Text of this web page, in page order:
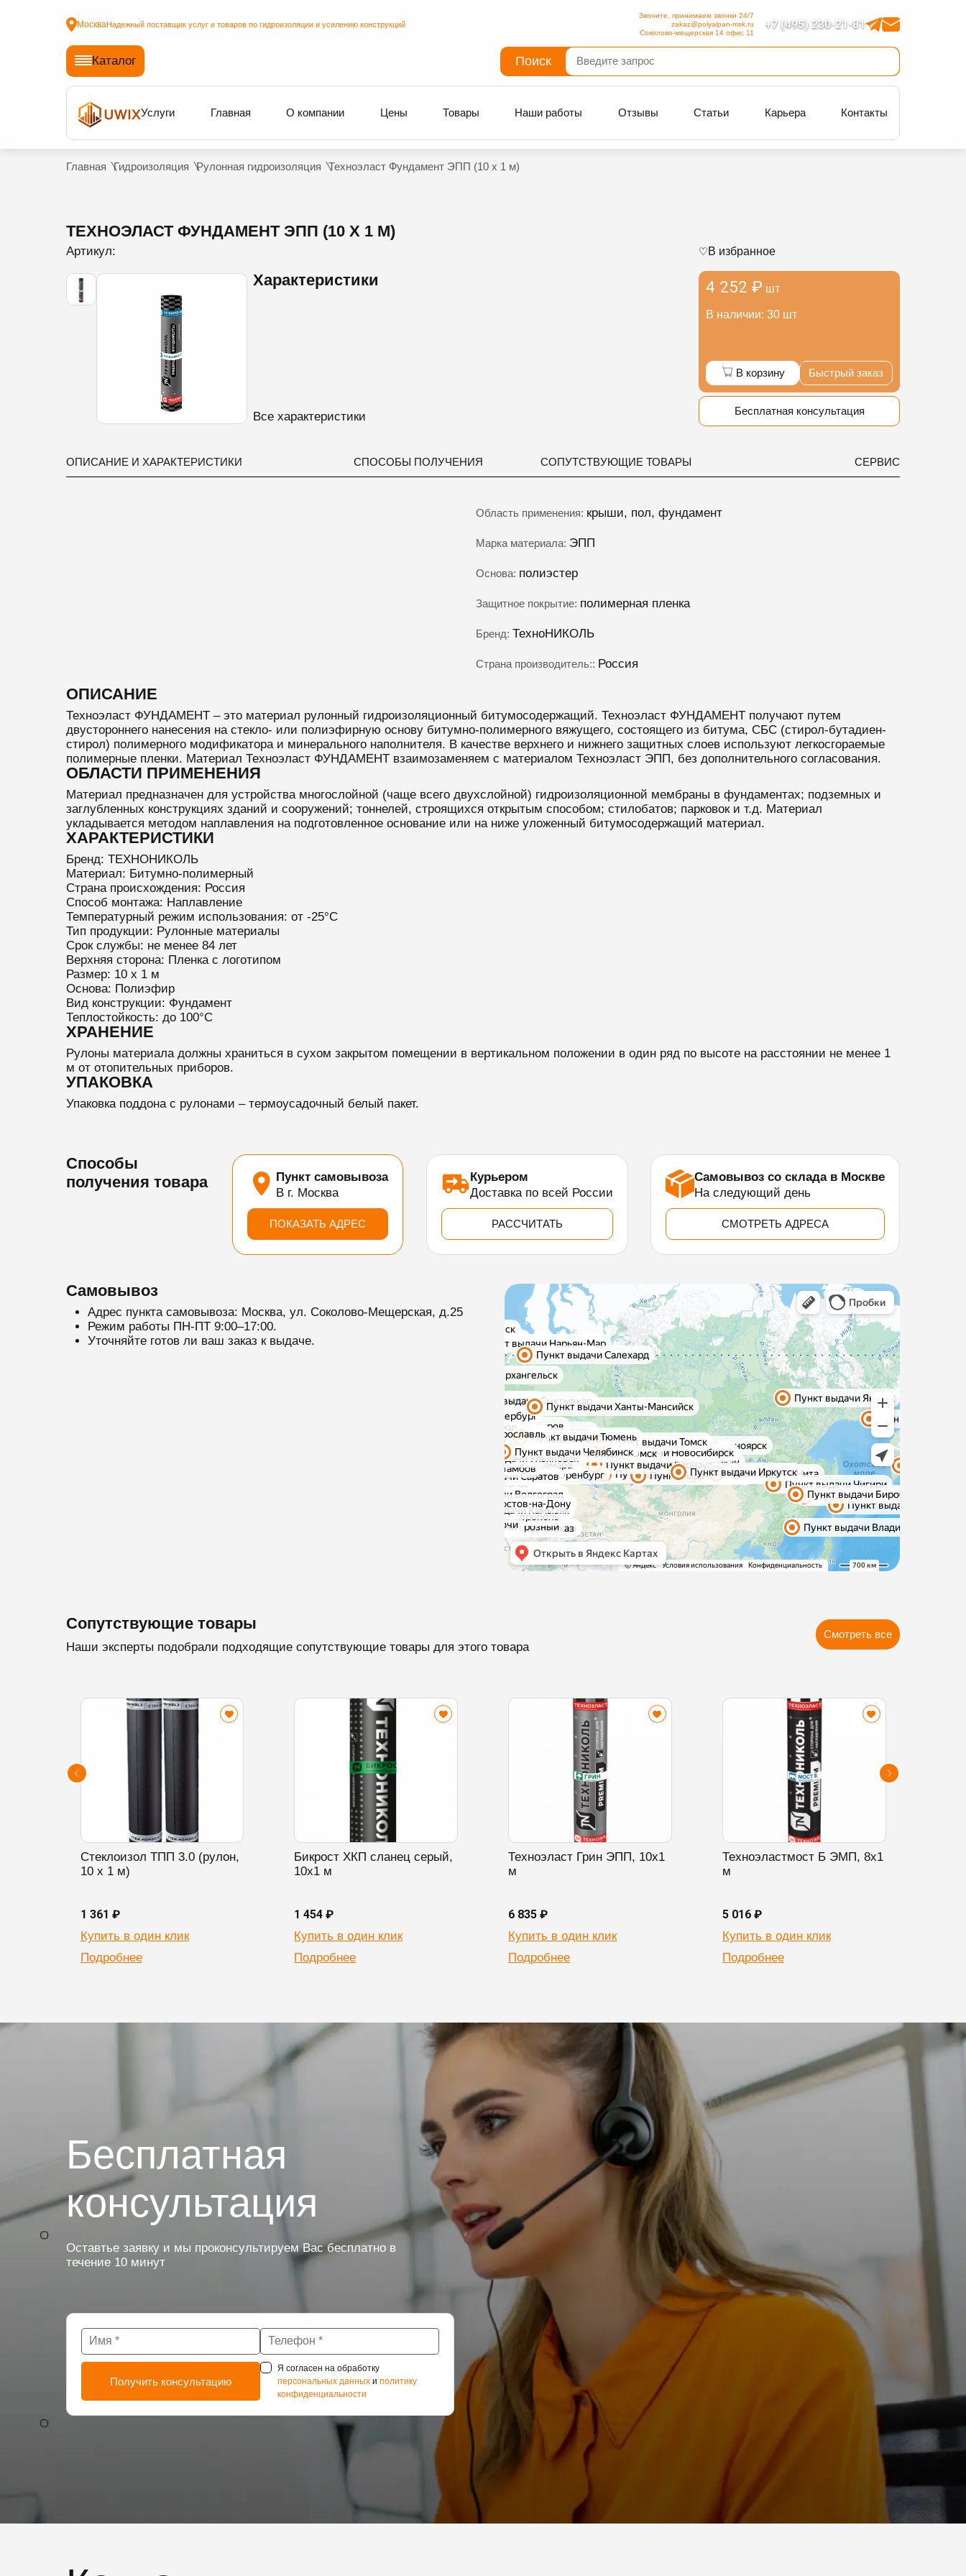
МоскваНадежный поставщик услуг и товаров по гидроизоляции и усилению конструкций +7 (495) 230-21-81
Звоните, принимаем звонки 24/7
zakaz@polyalpan-msk.ru
Соколово-мещерская 14 офис 11
Каталог Поиск
Услуги Главная О компании Цены Товары Наши работы Отзывы Статьи Карьера Контакты
Главная Гидроизоляция Рулонная гидроизоляция Техноэласт Фундамент ЭПП (10 х 1 м)
ТЕХНОЭЛАСТ ФУНДАМЕНТ ЭПП (10 Х 1 М)
Артикул:
Характеристики
Все характеристики
4 252 ₽ шт
В наличии: 30 шт
В избранное
В корзину Быстрый заказ
Бесплатная консультация
ОПИСАНИЕ И ХАРАКТЕРИСТИКИ СПОСОБЫ ПОЛУЧЕНИЯ СОПУТСТВУЮЩИЕ ТОВАРЫ СЕРВИС
Область применения: крыши, пол, фундамент
Марка материала: ЭПП
Основа: полиэстер
Защитное покрытие: полимерная пленка
Бренд: ТехноНИКОЛЬ
Страна производитель:: Россия
ОПИСАНИЕ
Техноэласт ФУНДАМЕНТ – это материал рулонный гидроизоляционный битумосодержащий. Техноэласт ФУНДАМЕНТ получают путем
двустороннего нанесения на стекло- или полиэфирную основу битумно-полимерного вяжущего, состоящего из битума, СБС (стирол-бутадиен-
стирол) полимерного модификатора и минерального наполнителя. В качестве верхнего и нижнего защитных слоев используют легкосгораемые
полимерные пленки. Материал Техноэласт ФУНДАМЕНТ взаимозаменяем с материалом Техноэласт ЭПП, без дополнительного согласования.
ОБЛАСТИ ПРИМЕНЕНИЯ
Материал предназначен для устройства многослойной (чаще всего двухслойной) гидроизоляционной мембраны в фундаментах; подземных и
заглубленных конструкциях зданий и сооружений; тоннелей, строящихся открытым способом; стилобатов; парковок и т.д. Материал
укладывается методом наплавления на подготовленное основание или на ниже уложенный битумосодержащий материал.
ХАРАКТЕРИСТИКИ
Бренд: ТЕХНОНИКОЛЬ
Материал: Битумно-полимерный
Страна происхождения: Россия
Способ монтажа: Наплавление
Температурный режим использования: от -25°C
Тип продукции: Рулонные материалы
Срок службы: не менее 84 лет
Верхняя сторона: Пленка с логотипом
Размер: 10 х 1 м
Основа: Полиэфир
Вид конструкции: Фундамент
Теплостойкость: до 100°C
ХРАНЕНИЕ
Рулоны материала должны храниться в сухом закрытом помещении в вертикальном положении в один ряд по высоте на расстоянии не менее 1
м от отопительных приборов.
УПАКОВКА
Упаковка поддона с рулонами – термоусадочный белый пакет.
Способы
получения товара
Пункт самовывоза
В г. Москва
ПОКАЗАТЬ АДРЕС
Курьером
Доставка по всей России
РАССЧИТАТЬ
Самовывоз со склада в Москве
На следующий день
СМОТРЕТЬ АДРЕСА
Самовывоз
Адрес пункта самовывоза: Москва, ул. Соколово-Мещерская, д.25
Режим работы ПН-ПТ 9:00–17:00.
Уточняйте готов ли ваш заказ к выдаче.
Сопутствующие товары
Наши эксперты подобрали подходящие сопутствующие товары для этого товара
Смотреть все
Стеклоизол ТПП 3.0 (рулон,
10 х 1 м)
1 361 ₽
Купить в один клик
Подробнее
Бикрост ХКП сланец серый,
10х1 м
1 454 ₽
Купить в один клик
Подробнее
Техноэласт Грин ЭПП, 10х1
м
6 835 ₽
Купить в один клик
Подробнее
Техноэластмост Б ЭМП, 8х1
м
5 016 ₽
Купить в один клик
Подробнее
Бесплатная
консультация
Оставтье заявку и мы проконсультируем Вас бесплатно в
течение 10 минут
Я согласен на обработку
персональных данныхи политику
конфиденциальности